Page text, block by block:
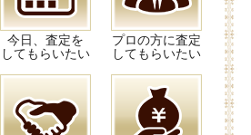
今日、査定を
してもらいたい
プロの方に査定
してもらいたい